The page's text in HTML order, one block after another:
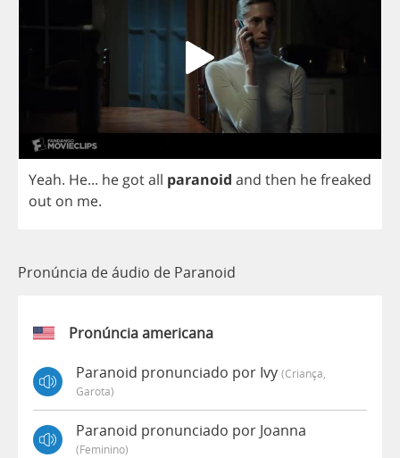
Yeah. He... he gotall paranoid and then hefreaked
out on me.
Pronúncia de áudio de Paranoid
Pronúncia americana
Paranoid pronunciado por Ivy (criança,
Garota)
Paranoid pronunciado por Joanna
(feminino)